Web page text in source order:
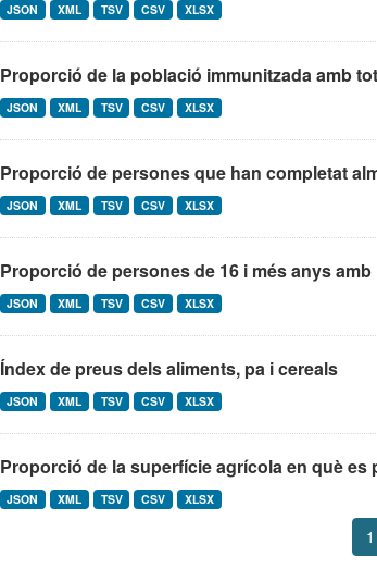
JSON XML TSV CSV XLSX
Proporció de la població immunitzada amb
JSON XML TSV CSV XLSX
Proporció de persones que han completat
JSON XML TSV CSV XLSX
Proporció de persones de 16 i més anys
JSON XML TSV CSV XLSX
Índex de preus dels aliments, pa i cereals
JSON XML TSV CSV XLSX
Proporció de la superfície agrícola en què es
JSON XML TSV CSV XLSX
1